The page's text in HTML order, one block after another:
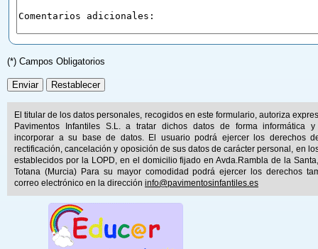
(*) Campos Obligatorios
El titular de los datos personales, recogidos en este formulario, autoriza
Pavimentos Infantiles S.L. a tratar dichos datos de forma informática y
incorporar a su base de datos. El usuario podrá ejercer los derechos
rectificación, cancelación y oposición de sus datos de carácter personal, en
establecidos por la LOPD, en el domicilio fijado en Avda.Rambla de la
Totana (Murcia) Para su mayor comodidad podrá ejercer los derechos
correo electrónico en la dirección info@pavimentosinfantiles.es